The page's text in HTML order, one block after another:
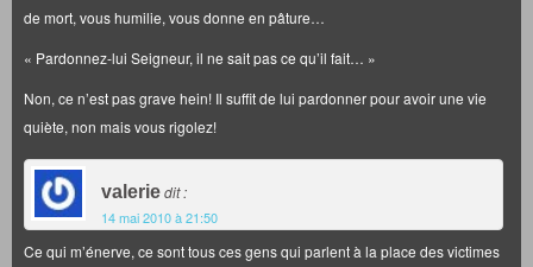
de mort, vous humilie, vous donne en pâture…
« Pardonnez-lui Seigneur, il ne sait pas ce qu’il fait… »
Non, ce n’est pas grave hein! Il suffit de lui pardonner pour avoir une vie
quiète, non mais vous rigolez!
valeriedit :
14 mai 2010 à 21:50
Ce qui m’énerve, ce sont tous ces gens qui parlent à la place des victimes